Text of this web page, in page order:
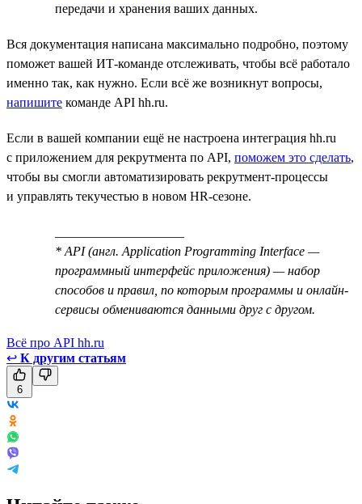
передачи и хранения ваших данных.
Вся документация написана максимально подробно, поэтому
поможет вашей ИТ-команде отслеживать, чтобы всё работало
именно так, как нужно. Если всё же возникнут вопросы,
напишите команде API hh.ru.
Если в вашей компании ещё не настроена интеграция hh.ru
с приложением для рекрутмента по API, поможем это сделать,
чтобы вы смогли автоматизировать рекрутмент-процессы
и управлять текучестью в новом HR-сезоне.
* API (англ. Application Programming Interface —
программный интерфейс приложения) — набор
способов и правил, по которым программы и онлайн-
сервисы обмениваются данными друг с другом.
Всё про API hh.ru
↩ К другим статьям
6